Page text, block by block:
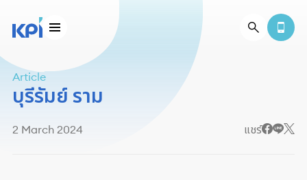
Article
บุรีรัมย์ ราม
2 March 2024 แชร์